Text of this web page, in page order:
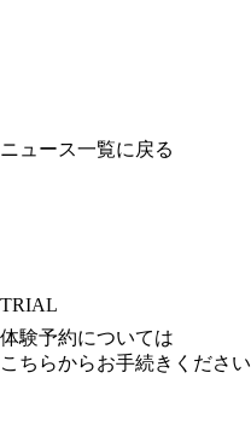
ニュース一覧に戻る
TRIAL
体験予約については
こちらからお手続きください